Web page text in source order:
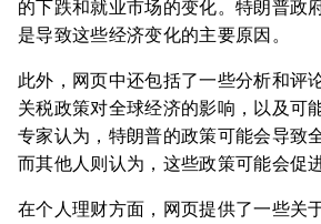
的下跌和就业市场的变化。特朗普政
是导致这些经济变化的主要原因。
此外，网页中还包括了一些分析和评
关税政策对全球经济的影响，以及可
专家认为，特朗普的政策可能会导致
而其他人则认为，这些政策可能会促
在个人理财方面，网页提供了一些关